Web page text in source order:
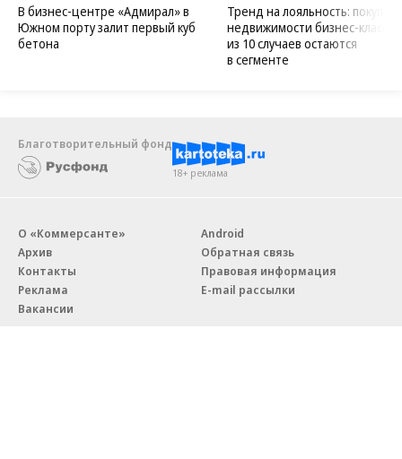
В бизнес-центре «Адмирал» в
Южном порту залит первый куб
бетона
Тренд на лояльность:
недвижимости бизнес-класса
из 10 случаев остаются
в сегменте
Благотворительный фонд
18+ реклама
О «Коммерсанте»
Архив
Контакты
Реклама
Вакансии
Android
Обратная связь
Правовая информация
E-mail рассылки